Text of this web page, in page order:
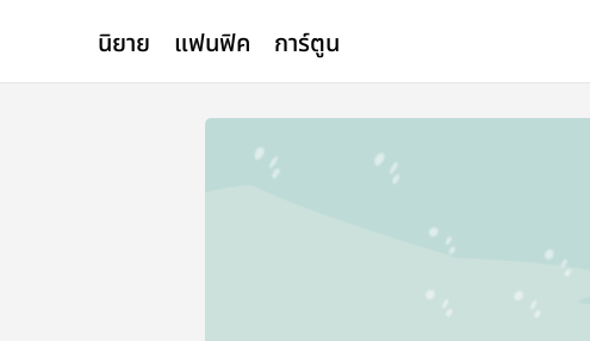
นิยาย แฟนฟิค การ์ตูน